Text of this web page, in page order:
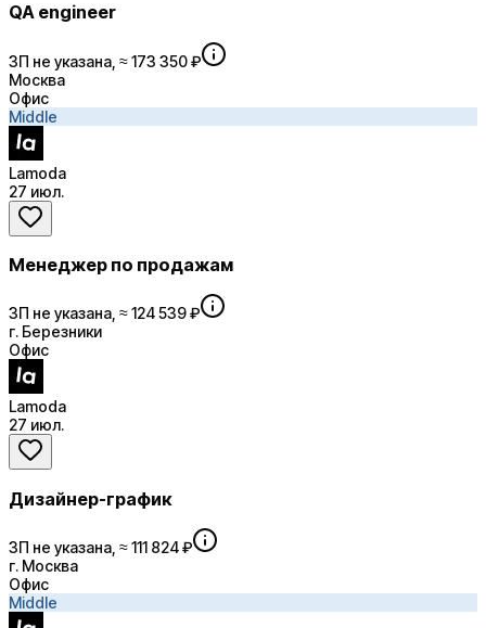
QA engineer
ЗП не указана, ≈ 173 350 ₽
Москва
Офис
Middle
Lamoda
27 июл.
Менеджер по продажам
ЗП не указана, ≈ 124 539 ₽
г. Березники
Офис
Lamoda
27 июл.
Дизайнер-график
ЗП не указана, ≈ 111 824 ₽
г. Москва
Офис
Middle